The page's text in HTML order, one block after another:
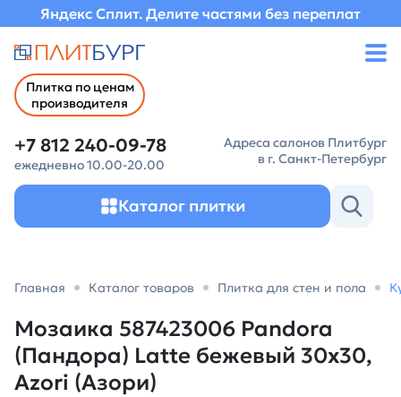
Яндекс Сплит. Делите частями без переплат
Плитка по ценам
производителя
+7 812 240-09-78
ежедневно 10.00-20.00
Адреса салонов Плитбург
в г. Санкт-Петербург
Каталог плитки
Главная Каталог товаров Плитка для стен и пола
Мозаика 587423006 Pandora
(Пандора) Latte бежевый 30х30,
Azori (Азори)